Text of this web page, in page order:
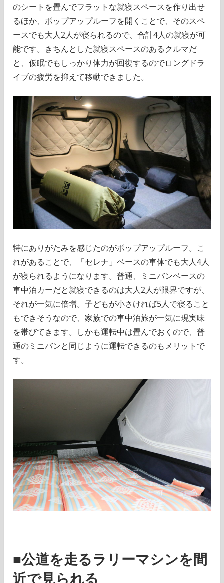
のシートを畳んでフラットな就寝スペースを作り出せ
るほか、ポップアップルーフを開くことで、そのスペ
ースでも大人2人が寝られるので、合計4人の就寝が可
能です。きちんとした就寝スペースのあるクルマだ
と、仮眠でもしっかり体力が回復するのでロングドラ
イブの疲労を抑えて移動できました。
特にありがたみを感じたのがポップアップルーフ。こ
れがあることで、「セレナ」ベースの車体でも大人4人
が寝られるようになります。普通、ミニバンベースの
車中泊カーだと就寝できるのは大人2人が限界ですが、
それが一気に倍増。子どもが小さければ5人で寝ること
もできそうなので、家族での車中泊旅が一気に現実味
を帯びてきます。しかも運転中は畳んでおくので、普
通のミニバンと同じように運転できるのもメリットで
す。
■公道を走るラリーマシンを間
近で見られる